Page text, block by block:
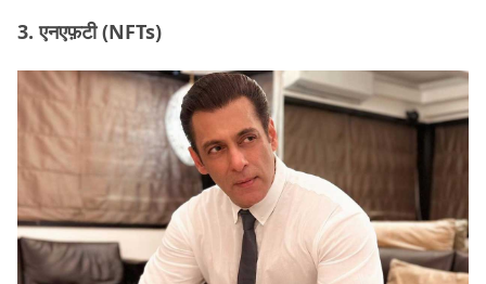
3. एनएफ़टी (NFTs)